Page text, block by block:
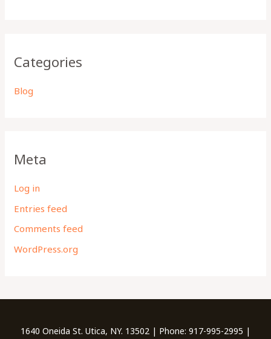
Categories
Blog
Meta
Log in
Entries feed
Comments feed
WordPress.org
1640 Oneida St. Utica, NY. 13502 | Phone: 917-995-2995 |